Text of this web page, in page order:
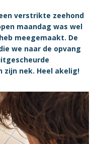
verstrikte zeehond
maandag was wel
meegemaakt. De
we naar de opvang
zijn nek. Heel akelig!